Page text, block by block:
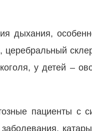
дыхания,
у детей –
пациенты с